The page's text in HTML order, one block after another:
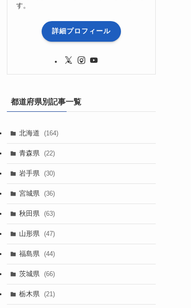
す。
詳細プロフィール
都道府県別記事一覧
北海道 (164)
青森県 (22)
岩手県 (30)
宮城県 (36)
秋田県 (63)
山形県 (47)
福島県 (44)
茨城県 (66)
栃木県 (21)